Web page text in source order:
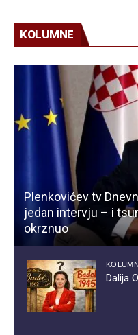
KOLUMNE
Plenkovićev tv
jedan intervju – i
okrznuo
Dalija